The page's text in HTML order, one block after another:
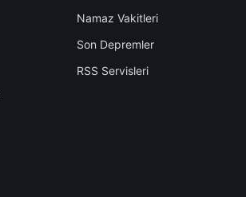
Namaz Vakitleri
Son Depremler
RSS Servisleri